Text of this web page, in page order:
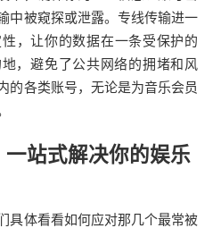
中被窥探或泄露。专线传输进一
，让你的数据在一条受保护的
，避免了公共网络的拥堵和风
的各类账号，无论是为音乐会员
站式解决你的娱乐
具体看看如何应对那几个最常被